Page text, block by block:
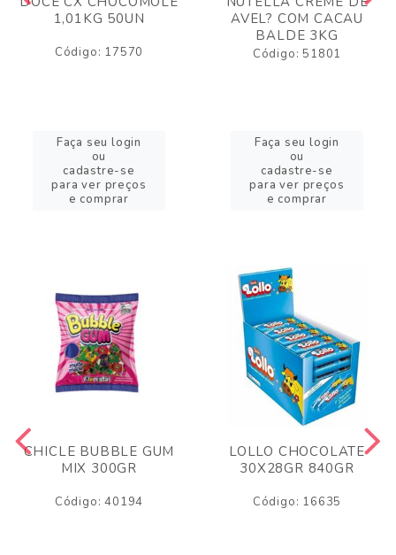
1,01KG 50UN
Código: 17570
Faça seu login
ou
cadastre-se
para ver preços
e comprar
AVEL? COM CACAU
BALDE 3KG
Código: 51801
Faça seu login
ou
cadastre-se
para ver preços
e comprar
CHICLE BUBBLE GUM
MIX 300GR
Código: 40194
LOLLO CHOCOLATE
30X28GR 840GR
Código: 16635